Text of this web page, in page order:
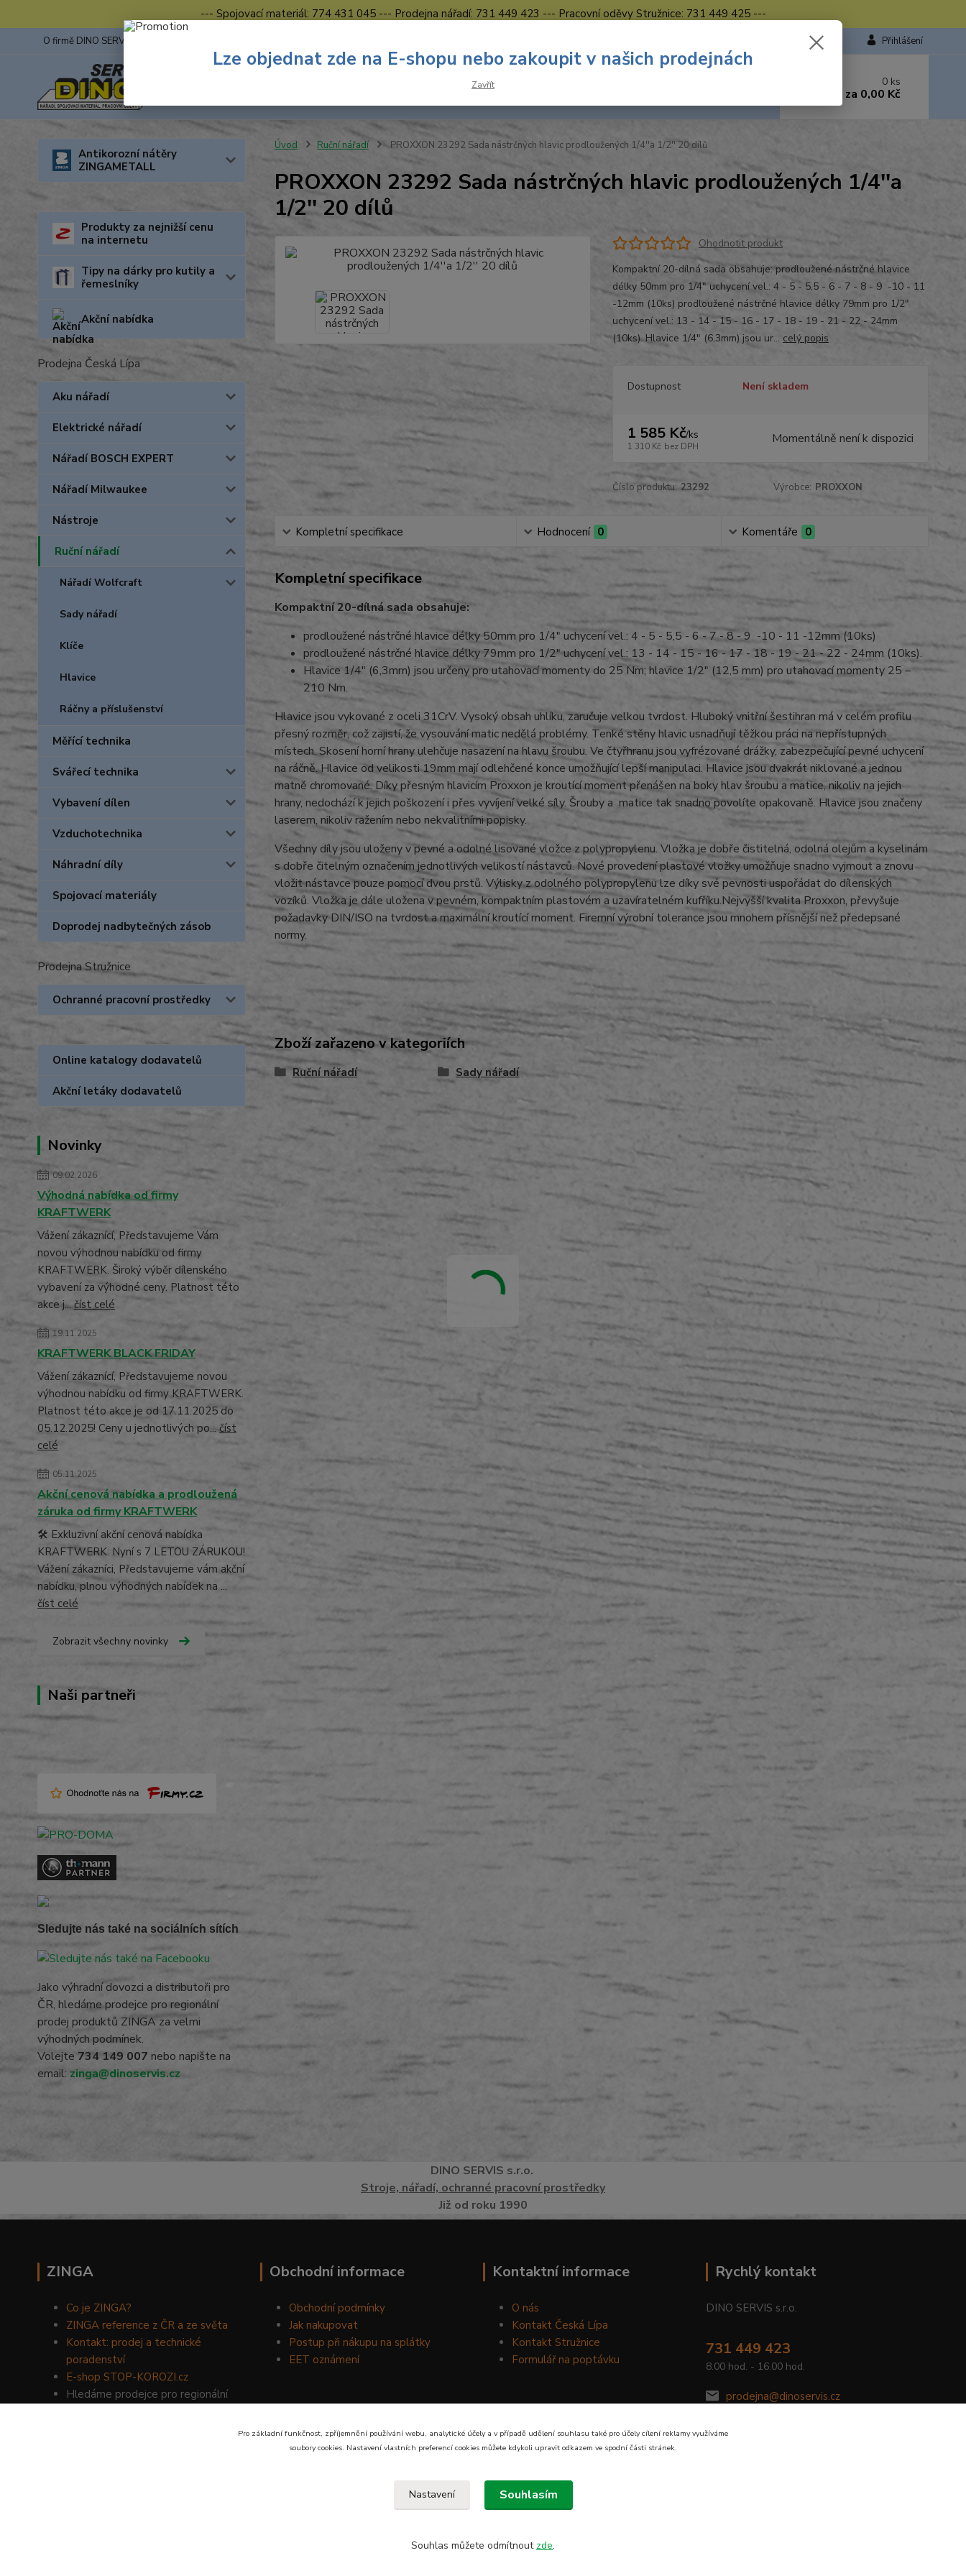
--- Spojovací materiál: 774 431 045 --- Prodejna nářadí: 731 449 423 --- Pracovní oděvy Stružnice: 731 449 425 ---
O firmě DINO SERVIS s.r.o. Přihlášení
Hledat
Nevíte si rady? Zavolejte.
0 ks
za 0,00 Kč
Antikorozní nátěry
ZINGAMETALL
Produkty za nejnižší cenu
na internetu
Tipy na dárky pro kutily a
řemeslníky
Akční nabídka
Prodejna Česká Lípa
Aku nářadí
Elektrické nářadí
Nářadí BOSCH EXPERT
Nářadí Milwaukee
Nástroje
Ruční nářadí
Nářadí Wolfcraft
Sady nářadí
Klíče
Hlavice
Ráčny a příslušenství
Měřící technika
Svářecí technika
Vybavení dílen
Vzduchotechnika
Náhradní díly
Spojovací materiály
Doprodej nadbytečných zásob
Prodejna Stružnice
Ochranné pracovní prostředky
Online katalogy dodavatelů
Akční letáky dodavatelů
Novinky
09.02.2026
Výhodná nabídka od firmy
KRAFTWERK
Vážení zákaznící, Představujeme Vám
novou výhodnou nabídku od firmy
KRAFTWERK. Široký výběr dílenského
vybavení za výhodné ceny. Platnost této
akce j...číst celé
19.11.2025
KRAFTWERK BLACK FRIDAY
Vážení zákaznící, Představujeme novou
výhodnou nabídku od firmy KRAFTWERK.
Platnost této akce je od 17.11.2025 do
05.12.2025! Ceny u jednotlivých po...číst
celé
05.11.2025
Akční cenová nabídka a prodloužená
záruka od firmy KRAFTWERK
🛠️ Exkluzivní akční cenová nabídka
KRAFTWERK: Nyní s 7 LETOU ZÁRUKOU!
Vážení zákazníci, Představujeme vám akční
nabídku, plnou výhodných nabídek na ...
číst celé
Zobrazit všechny novinky
Naši partneři
Sledujte nás také na sociálních sítích
Jako výhradní dovozci a distributoři pro
ČR, hledáme prodejce pro regionální
prodej produktů ZINGA za velmi
výhodných podmínek.
Volejte 734 149 007 nebo napište na
email: zinga@dinoservis.cz
Úvod Ruční nářadí PROXXON 23292 Sada nástrčných hlavic prodloužených 1/4''a 1/2'' 20 dílů
PROXXON 23292 Sada nástrčných hlavic prodloužených 1/4''a
1/2'' 20 dílů
Ohodnotit produkt
Kompaktní 20-dílná sada obsahuje: prodloužené nástrčné hlavice
délky 50mm pro 1/4" uchycení vel.: 4 - 5 - 5,5 - 6 - 7 - 8 - 9 -10 - 11
-12mm (10ks) prodloužené nástrčné hlavice délky 79mm pro 1/2"
uchycení vel.: 13 - 14 - 15 - 16 - 17 - 18 - 19 - 21 - 22 - 24mm
(10ks). Hlavice 1/4" (6,3mm) jsou ur... celý popis
Dostupnost Není skladem
1 585 Kč/ks
1 310 Kč bez DPH Momentálně není k dispozici
Číslo produktu: 23292 Výrobce: PROXXON
Kompletní specifikace Hodnocení 0 Komentáře 0
Kompletní specifikace
Kompaktní 20-dílná sada obsahuje:
prodloužené nástrčné hlavice délky 50mm pro 1/4" uchycení vel.: 4 - 5 - 5,5 - 6 - 7 - 8 - 9 -10 - 11 -12mm (10ks)
prodloužené nástrčné hlavice délky 79mm pro 1/2" uchycení vel.: 13 - 14 - 15 - 16 - 17 - 18 - 19 - 21 - 22 - 24mm (10ks).
Hlavice 1/4" (6,3mm) jsou určeny pro utahovací momenty do 25 Nm; hlavice 1/2" (12,5 mm) pro utahovací momenty 25 –
210 Nm.
Hlavice jsou vykované z oceli 31CrV. Vysoký obsah uhlíku, zaručuje velkou tvrdost. Hluboký vnitřní šestihran má v celém profilu
přesný rozměr, což zajistí, že vysouvání matic nedělá problémy. Tenké stěny hlavic usnadňují těžkou práci na nepřístupných
místech. Skosení horní hrany ulehčuje nasazení na hlavu šroubu. Ve čtyřhranu jsou vyfrézované drážky, zabezpečující pevné uchycení
na ráčně. Hlavice od velikosti 19mm mají odlehčené konce umožňující lepší manipulaci. Hlavice jsou dvakrát niklované a jednou
matně chromované. Díky přesným hlavicím Proxxon je kroutící moment přenášen na boky hlav šroubu a matice, nikoliv na jejich
hrany, nedochází k jejich poškození i přes vyvíjení velké síly. Šrouby a matice tak snadno povolíte opakovaně. Hlavice jsou značeny
laserem, nikoliv ražením nebo nekvalitními popisky.
Všechny díly jsou uloženy v pevné a odolné lisované vložce z polypropylenu. Vložka je dobře čistitelná, odolná olejům a kyselinám
s dobře čitelným označením jednotlivých velikostí nástavců. Nové provedení plastové vložky umožňuje snadno vyjmout a znovu
vložit nástavce pouze pomocí dvou prstů. Výlisky z odolného polypropylenu lze díky své pevnosti uspořádat do dílenských
vozíků. Vložka je dále uložena v pevném, kompaktním plastovém a uzavíratelném kufříku.Nejvyšší kvalita Proxxon, převyšuje
požadavky DIN/ISO na tvrdost a maximální kroutící moment. Firemní výrobní tolerance jsou mnohem přísnější než předepsané
normy.
Zboží zařazeno v kategoriích
Ruční nářadí Sady nářadí
DINO SERVIS s.r.o.
Stroje, nářadí, ochranné pracovní prostředky
Již od roku 1990
ZINGA
Co je ZINGA?
ZINGA reference z ČR a ze světa
Kontakt: prodej a technické
poradenství
E-shop STOP-KOROZI.cz
Hledáme prodejce pro regionální
Obchodní informace
Obchodní podmínky
Jak nakupovat
Postup při nákupu na splátky
EET oznámení
Kontaktní informace
O nás
Kontakt Česká Lípa
Kontakt Stružnice
Formulář na poptávku
Rychlý kontakt
DINO SERVIS s.r.o.
731 449 423
8.00 hod. - 16.00 hod.
prodejna@dinoservis.cz
Lze objednat zde na E-shopu nebo zakoupit v našich prodejnách
Zavřít
Pro základní funkčnost, zpříjemnění používání webu, analytické účely a v případě udělení souhlasu také pro účely cílení reklamy využíváme
soubory cookies. Nastavení vlastních preferencí cookies můžete kdykoli upravit odkazem ve spodní části stránek.
Nastavení Souhlasím
Souhlas můžete odmítnout zde.